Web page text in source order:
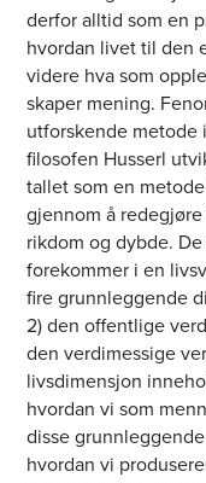
derfor alltid som en
hvordan livet til den
videre hva som
skaper mening.
utforskende metode
filosofen Husserl
tallet som en
gjennom å
rikdom og dybde.
forekommer i en
fire grunnleggende
2) den offentlige
den verdimessige
livsdimensjon
hvordan vi som
disse
hvordan vi